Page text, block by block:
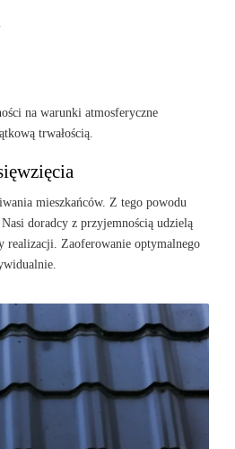
na warunki atmosferyczne
trwałością.
mieszkańców. Z tego powodu
doradcy z przyjemnością udzielą
realizacji. Zaoferowanie optymalnego